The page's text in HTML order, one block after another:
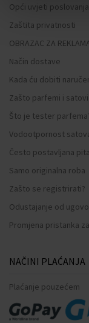
Opći uvjeti poslovanja
Zaštita privatnosti
OBRAZAC ZA
Način dostave
Kada ću dobiti
Zašto parfemi i satovi
Što je tester
Vodootpornost
Često postavljana
Samo originalna roba
Zašto se registrirati?
Odustajanje od
Promjena pristanka
NAČINI PLAĆANJA
Plaćanje pouzećem